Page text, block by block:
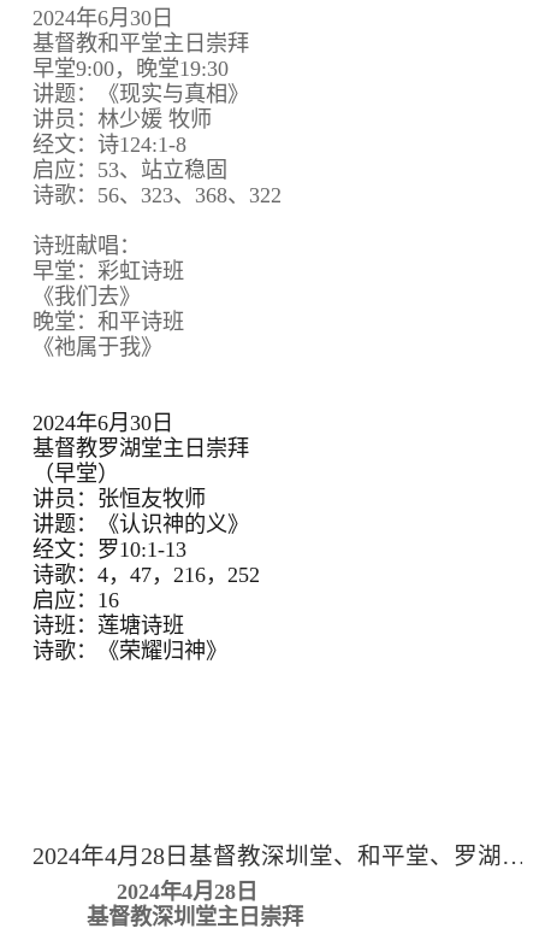
2024年6月30日
基督教和平堂主日崇拜
早堂9:00，晚堂19:30
讲题：《现实与真相》
讲员：林少媛 牧师
经文：诗124:1-8
启应：53、站立稳固
诗歌：56、323、368、322
诗班献唱：
早堂：彩虹诗班
《我们去》
晚堂：和平诗班
《祂属于我》
2024年6月30日
基督教罗湖堂主日崇拜
（早堂）
讲员：张恒友牧师
讲题：《认识神的义》
经文：罗10:1-13
诗歌：4，47，216，252
启应：16
诗班：莲塘诗班
诗歌：《荣耀归神》
2024年4月28日基督教深圳堂、和平堂、罗湖堂主日崇拜
2024年4月28日
基督教深圳堂主日崇拜